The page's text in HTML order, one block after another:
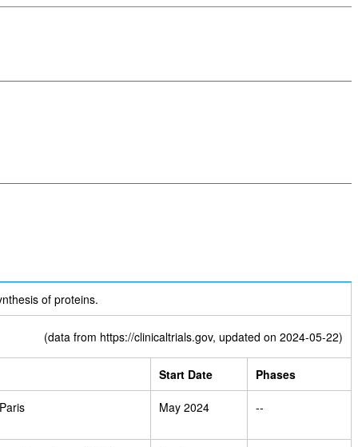
of proteins.
(data from https://clinicaltrials.gov, updated on 2024-05-22)
Start Date Phases
May 2024 --